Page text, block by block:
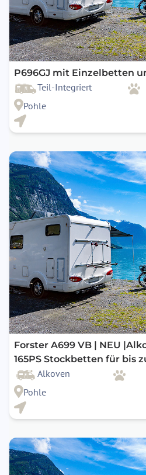
P696GJ mit Einzelbetten
Teil-Integriert
Pohle
Forster A699 VB | NEU
165PS Stockbetten für bis
Alkoven
Pohle